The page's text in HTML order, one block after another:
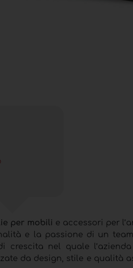
per mobili e accessori per
e la passione di un
crescita nel quale
da design, stile e qualità